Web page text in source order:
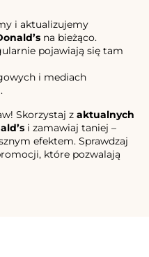
i aktualizujemy
na bieżąco.
pojawiają się tam
i mediach
Skorzystaj z aktualnych
i zamawiaj taniej –
efektem. Sprawdzaj
które pozwalają